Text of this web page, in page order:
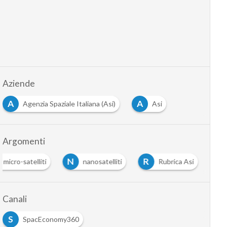
Aziende
A
Agenzia Spaziale Italiana (Asi) A Asi
Argomenti
micro-satelliti N nanosatelliti R Rubrica Asi
Canali
S
SpacEconomy360